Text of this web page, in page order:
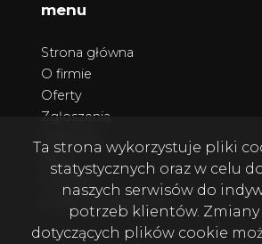
menu
Strona główna
O firmie
Oferty
Zgłoszenia
Kontakt
Polityka prywatności
Ta strona wykorzystuje pliki
statystycznych oraz w celu
naszych serwisów do
potrzeb klientów.
dotyczących plików cookie